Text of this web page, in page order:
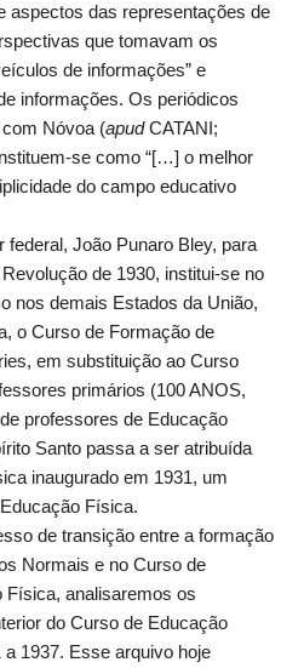
aspectos das representações de
que tomavam os
de informações” e
informações. Os periódicos
Nóvoa (apudCATANI;
se como “[…] o melhor
do campo educativo
federal, João Punaro Bley, para
de 1930, institui-se no
nos demais Estados da União,
o Curso de Formação de
em substituição ao Curso
primários (100 ANOS,
professores de Educação
Santo passa a ser atribuída
inaugurado em 1931, um
Física.
de transição entre a formação
Normais e no Curso de
Física, analisaremos os
do Curso de Educação
1937. Esse arquivo hoje